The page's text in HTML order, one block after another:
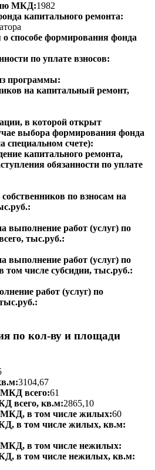
МКД:1982
капитального ремонта:
способе формирования фонда
по уплате взносов:
программы:
на капитальный ремонт,
в которой открыт
выбора формирования фонда
специальном счете):
капитального ремонта,
обязанности по уплате
по взносам на
выполнение работ (услуг) по
тыс.руб.:
выполнение работ (услуг) по
том числе субсидии, тыс.руб.:
работ (услуг) по
по кол-ву и площади
3104,67
всего:61
всего, кв.м:2865,10
МКД, в том числе жилых:60
в том числе жилых, кв.м:
в том числе нежилых:
в том числе нежилых, кв.м: